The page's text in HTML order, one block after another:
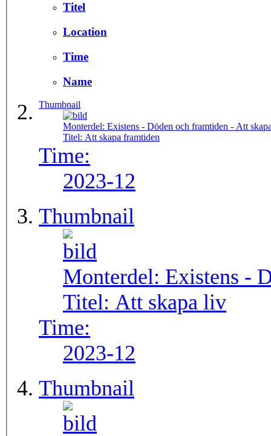
Titel
Location
Time
Name
Thumbnail
Monterdel: Existens - Döden och framtiden - Att
Titel: Att skapa framtiden
Time:
2023-12
Thumbnail
Monterdel: Existens -
Titel: Att skapa liv
Time:
2023-12
Thumbnail